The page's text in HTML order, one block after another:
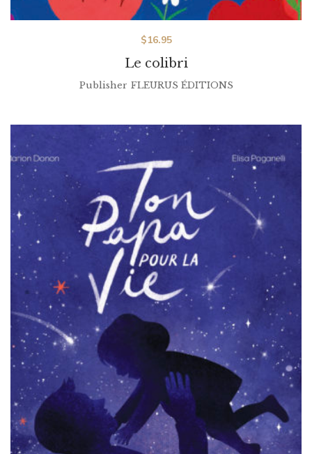
Le colibri
$16.95
Publisher FLEURUS ÉDITIONS